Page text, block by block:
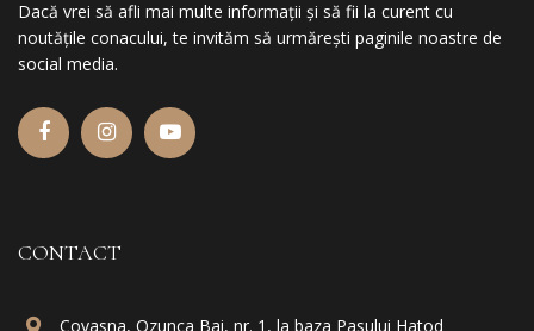
Dacă vrei să afli mai multe informații și să fii la curent cu
noutățile conacului, te invităm să urmărești paginile noastre de
social media.
CONTACT
Covasna, Ozunca Bai, nr. 1, la baza Pasului Hatod